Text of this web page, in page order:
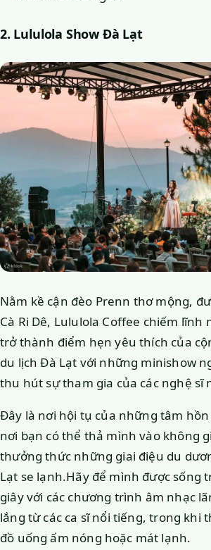
2. Lululola Show Đà Lạt
Nằm kề cận đèo Prenn thơ mộng,
Cà Ri Dê, Lululola Coffee chiếm lĩnh
trở thành điểm hẹn yêu thích của
du lịch Đà Lạt với những minishow
thu hút sự tham gia của các nghệ sĩ
Đây là nơi hội tụ của những tâm
nơi bạn có thể thả mình vào không
thưởng thức những giai điệu du
Lạt se lạnh.Hãy để mình được sống
giây với các chương trình âm nhạc
lắng từ các ca sĩ nổi tiếng, trong khi
đồ uống ấm nóng hoặc mát lạnh.